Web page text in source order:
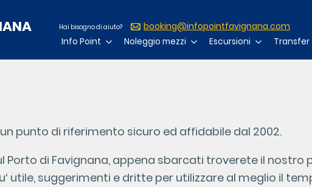
Hai bisogno di aiuto? booking@infopointfavignana.com
Info Point Noleggio mezzi Escursioni Transfer
punto di riferimento sicuro ed affidabile dal 2002.
Porto di Favignana, appena sbarcati troverete il
utile, suggerimenti e dritte per utilizzare al meglio il